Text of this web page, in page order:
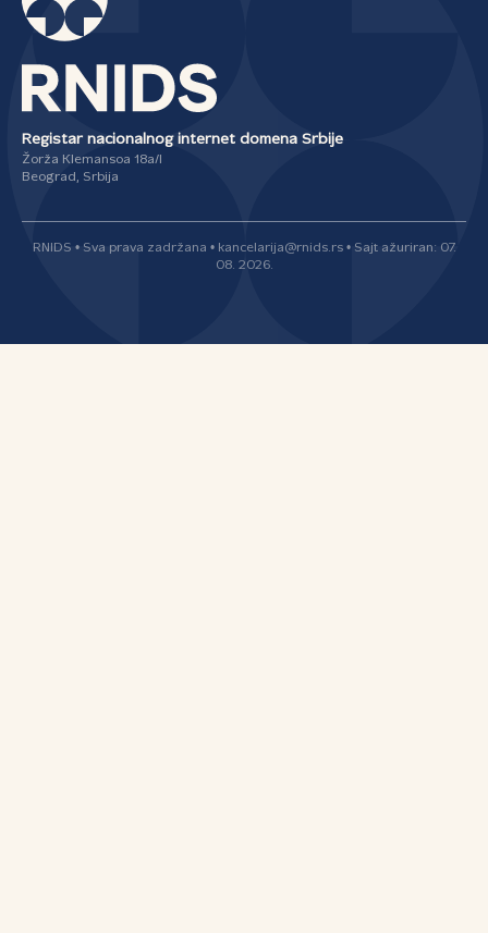
Registar nacionalnog internet domena Srbije
Žorža Klemansoa 18a/I
Beograd, Srbija
RNIDS • Sva prava zadržana • kancelarija@rnids.rs • Sajt ažuriran: 07.
08. 2026.